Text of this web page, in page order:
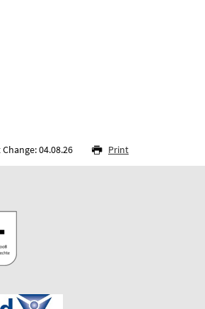
Change: 04.08.26 Print